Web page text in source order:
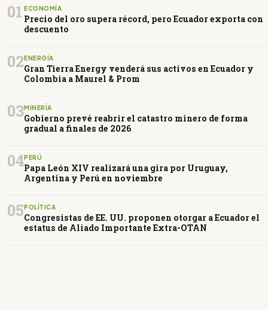
01 ECONOMÍA
Precio del oro supera récord, pero Ecuador exporta con
descuento
02ENERGÍA
Gran Tierra Energy venderá sus activos en Ecuador y
Colombia a Maurel & Prom
03MINERÍA
Gobierno prevé reabrir el catastro minero de forma
gradual a finales de 2026
04PERÚ
Papa León XIV realizará una gira por Uruguay,
Argentina y Perú en noviembre
05POLÍTICA
Congresistas de EE. UU. proponen otorgar a Ecuador el
estatus de Aliado Importante Extra-OTAN